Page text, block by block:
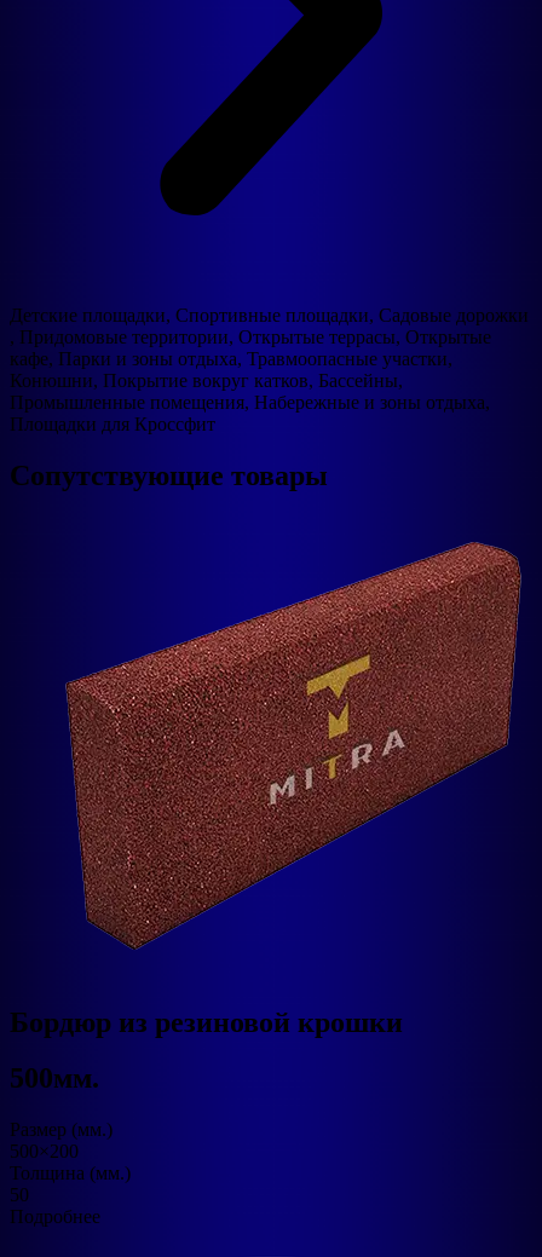
Детские площадки, Спортивные площадки, Садовые дорожки
, Придомовые территории, Открытые террасы, Открытые
кафе, Парки и зоны отдыха, Травмоопасные участки,
Конюшни, Покрытие вокруг катков, Бассейны,
Промышленные помещения, Набережные и зоны отдыха,
Площадки для Кроссфит
Сопутствующие товары
Бордюр из резиновой крошки
500мм.
Размер (мм.)
500×200
Толщина (мм.)
50
Подробнее